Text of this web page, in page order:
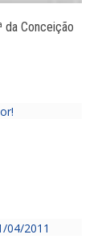
da Conceição